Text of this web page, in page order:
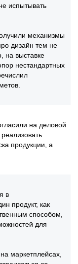
испытывать
механизмы
дизайн тем не
на выставке
нестандартных
на деловой
продукции, а
в
продукт, как
способом,
для
маркетплейсах,